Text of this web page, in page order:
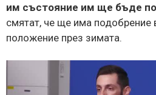
им състояние им ще бъде
смятат, че ще има подобрение
положение през зимата.